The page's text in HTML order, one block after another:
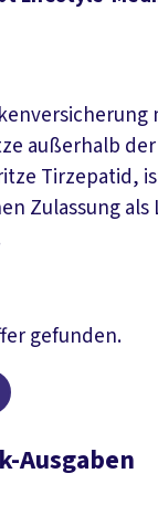
außerhalb
Tirzepatid,
Zulassung als
gefunden.
Ausgaben